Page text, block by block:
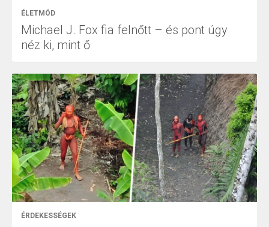
ÉLETMÓD
Michael J. Fox fia felnőtt – és pont úgy
néz ki, mint ő
ÉRDEKESSÉGEK